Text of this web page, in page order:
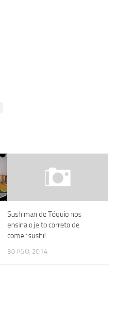
Sushiman de Tóquio nos
ensina o jeito correto de
comer sushi!
30 AGO, 2014